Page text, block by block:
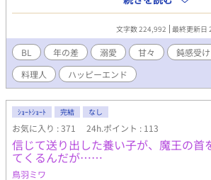
る。 島民も彼の同僚もみんな崇史の気持ち
れるものの、彼だけが一向に気づく気配
貴也を落とそうと必死な店主と自己評価が
るわけがないと思い込んでいる鈍感な子猫の
エンド小説です。 こちらは 『イケメン店主
が何故か溺愛されちゃってます』の崇史視点
けでも楽しんでいただけますが、両方読ん
しめるかと思います。 しばらくは不定期に
完結保証します。 R18には※つけます。
文字数 224,992 最終更新日
BL 年の差 溺愛 甘々 鈍感受け
料理人
ハッピーエンド
ｼｮｰﾄｼｮｰﾄ 完結 なし
お気に入り : 371 24h.ポイント : 113
信じて送り出した養い子が、魔王の首
てくるんだが……
鳥羽ミワ